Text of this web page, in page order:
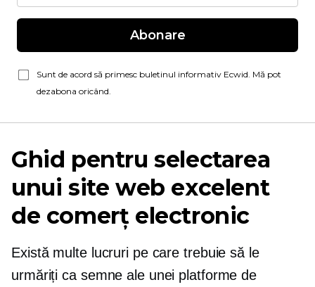
Abonare
Sunt de acord să primesc buletinul informativ Ecwid. Mă pot
dezabona oricând.
Ghid pentru selectarea
unui site web excelent
de comerț electronic
Există multe lucruri pe care trebuie să le
urmăriți ca semne ale unei platforme de